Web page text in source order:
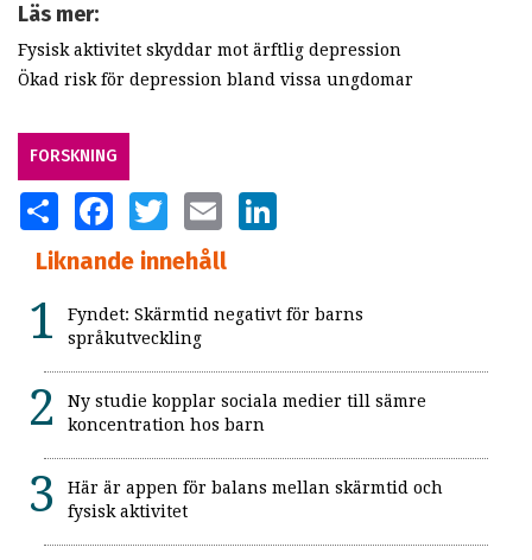
Läs mer:
Fysisk aktivitet skyddar mot ärftlig depression
Ökad risk för depression bland vissa ungdomar
FORSKNING
SHARE FACEBOOKTWITTER EMAIL
Liknande innehåll
Fyndet: Skärmtid negativt för barns
språkutveckling
Ny studie kopplar sociala medier till sämre
koncentration hos barn
Här är appen för balans mellan skärmtid och
fysisk aktivitet